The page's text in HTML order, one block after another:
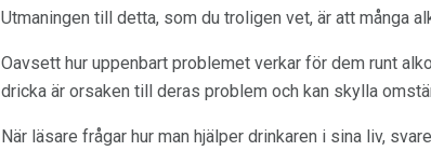
Utmaningen till detta, som du troligen vet, är att många
Oavsett hur uppenbart problemet verkar för dem runt
dricka är orsaken till deras problem och kan skylla
När läsare frågar hur man hjälper drinkaren i sina liv,